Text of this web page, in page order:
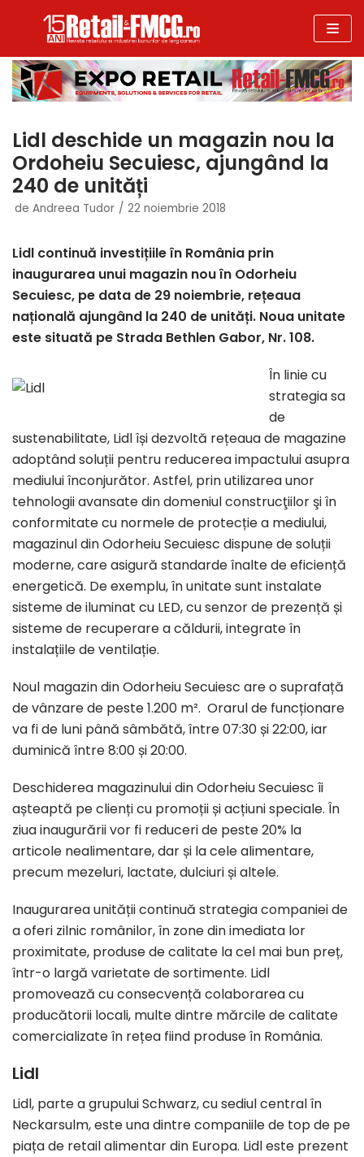
la
conținut
Lidl deschide un magazin nou la
Ordoheiu Secuiesc, ajungând la
240 de unități
de Andreea Tudor 22 noiembrie 2018
Lidl continuă investițiile în România prin
inaugurarea unui magazin nou în Odorheiu
Secuiesc, pe data de 29 noiembrie, rețeaua
națională ajungând la 240 de unități. Noua unitate
este situată pe Strada Bethlen Gabor, Nr. 108.
În linie cu
strategia sa
de
sustenabilitate, Lidl își dezvoltă rețeaua de magazine
adoptând soluții pentru reducerea impactului asupra
mediului înconjurător. Astfel, prin utilizarea unor
tehnologii avansate din domeniul construcţiilor şi în
conformitate cu normele de protecție a mediului,
magazinul din Odorheiu Secuiesc dispune de soluții
moderne, care asigură standarde înalte de eficiență
energetică. De exemplu, în unitate sunt instalate
sisteme de iluminat cu LED, cu senzor de prezență și
sisteme de recuperare a căldurii, integrate în
instalațiile de ventilație.
Noul magazin din Odorheiu Secuiesc are o suprafață
de vânzare de peste 1.200 m². Orarul de funcționare
va fi de luni până sâmbătă, între 07:30 și 22:00, iar
duminică între 8:00 și 20:00.
Deschiderea magazinului din Odorheiu Secuiesc îi
așteaptă pe clienți cu promoții și acțiuni speciale. În
ziua inaugurării vor fi reduceri de peste 20% la
articole nealimentare, dar și la cele alimentare,
precum mezeluri, lactate, dulciuri și altele.
Inaugurarea unității continuă strategia companiei de
a oferi zilnic românilor, în zone din imediata lor
proximitate, produse de calitate la cel mai bun preț,
într-o largă varietate de sortimente. Lidl
promovează cu consecvență colaborarea cu
producătorii locali, multe dintre mărcile de calitate
comercializate în rețea fiind produse în România.
Lidl
Lidl, parte a grupului Schwarz, cu sediul central în
Neckarsulm, este una dintre companiile de top de pe
piața de retail alimentar din Europa. Lidl este prezent